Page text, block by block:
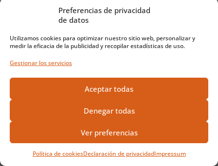
Preferencias de privacidad
de datos
Utilizamos cookies para optimizar nuestro sitio web, personalizar y
medir la eficacia de la publicidad y recopilar estadísticas de uso.
Gestionar los servicios
Aceptar todas
Denegar todas
Ver preferencias
Política de cookiesDeclaración de privacidadImpressum
Aguacate Reed
965051049o al637 724 061
Horario de Atención:
De lunes a jueves de 8:30 a 16:30. Viernes de 8:30 a
Contacto